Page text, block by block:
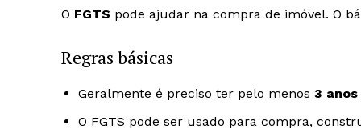
O FGTS pode ajudar na compra de imóvel. O
Regras básicas
Geralmente é preciso ter pelo menos 3
O FGTS pode ser usado para compra,